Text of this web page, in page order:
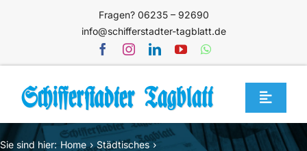
Fragen? 06235 – 92690
info@schifferstadter-tagblatt.de
Toggle
Home
Sie sind hier: Home
Städtisches